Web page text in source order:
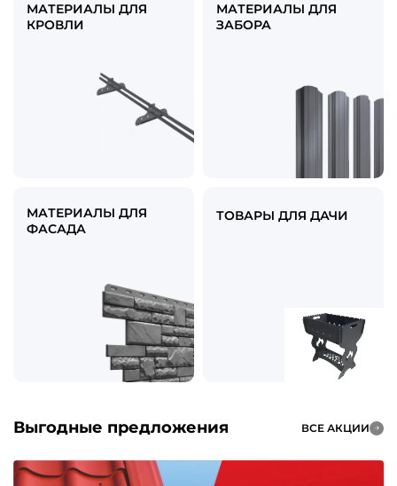
МАТЕРИАЛЫ ДЛЯ
КРОВЛИ
МАТЕРИАЛЫ ДЛЯ
ЗАБОРА
МАТЕРИАЛЫ ДЛЯ
ФАСАДА
ТОВАРЫ ДЛЯ ДАЧИ
Выгодные предложения ВСЕ АКЦИИ